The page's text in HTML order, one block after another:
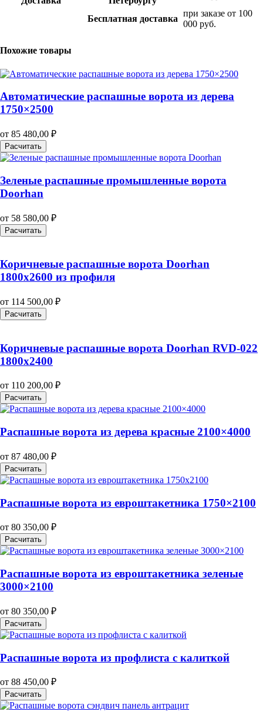
Бесплатная доставка
при заказе от 100
000 руб.
Похожие товары
Автоматические распашные ворота из дерева
1750×2500
от 85 480,00 ₽
Расчитать
Зеленые распашные промышленные ворота
Doorhan
от 58 580,00 ₽
Расчитать
Коричневые распашные ворота Doorhan
1800х2600 из профиля
от 114 500,00 ₽
Расчитать
Коричневые распашные ворота Doorhan RVD-022
1800х2400
от 110 200,00 ₽
Расчитать
Распашные ворота из дерева красные 2100×4000
от 87 480,00 ₽
Расчитать
Распашные ворота из евроштакетника 1750×2100
от 80 350,00 ₽
Расчитать
Распашные ворота из евроштакетника зеленые
3000×2100
от 80 350,00 ₽
Расчитать
Распашные ворота из профлиста с калиткой
от 88 450,00 ₽
Расчитать